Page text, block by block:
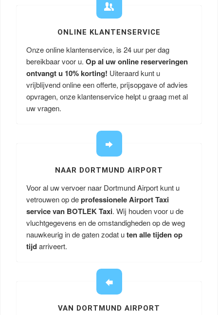
ONLINE KLANTENSERVICE
Onze online klantenservice, is 24 uur per dag
bereikbaar voor u. Op al uw online reserveringen
ontvangt u 10% korting! Uiteraard kunt u
vrijblijvend online een offerte, prijsopgave of advies
opvragen, onze klantenservice helpt u graag met al
uw vragen.
NAAR DORTMUND AIRPORT
Voor al uw vervoer naar Dortmund Airport kunt u
vetrouwen op deprofessionele Airport Taxi
service van BOTLEK Taxi. Wij houden voor u de
vluchtgegevens en de omstandigheden op de weg
nauwkeurig in de gaten zodat uten alle tijden op
tijdarriveert.
VAN DORTMUND AIRPORT